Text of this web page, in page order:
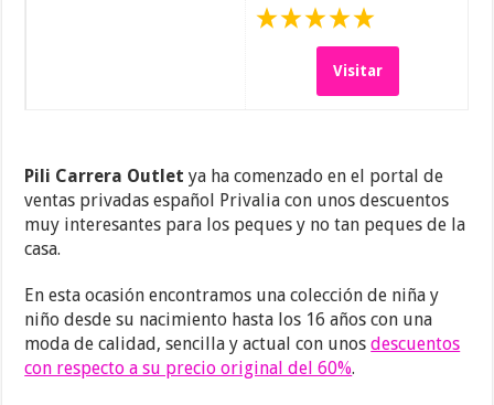
Visitar
Pili Carrera Outlet ya ha comenzado en el portal de
ventas privadas español Privalia con unos descuentos
muy interesantes para los peques y no tan peques de la
casa.
En esta ocasión encontramos una colección de niña y
niño desde su nacimiento hasta los 16 años con una
moda de calidad, sencilla y actual con unosdescuentos
con respecto a su precio original del 60%.